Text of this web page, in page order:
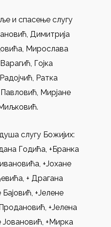
и спасење слугу
Димитрија
Мирослава
Гојка
Ратка
Мирјане
слугу Божијих:
Годића, +Бранка
+Јохане
+ Драгана
+Јелене
+Јелена
+Мирка